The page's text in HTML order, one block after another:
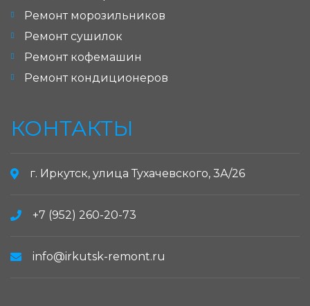
Ремонт морозильников
Ремонт сушилок
Ремонт кофемашин
Ремонт кондиционеров
КОНТАКТЫ
г. Иркутск, улица Тухачевского, 3А/26
+7 (952) 260-20-73
info@irkutsk-remont.ru